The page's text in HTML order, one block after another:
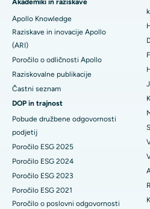
Najboljša bolnišnica v New Delhiju
Najboljša bolnišnica v DRDO,
Najboljša bolnišnica na cesti GS v
Najboljša bolnišnica v Hydergudi,
Najboljša bolnišnica v Vijay
Najboljša bolnišnica na glavni
Najboljša bolnišnica na Canal
Najboljša bolnišnica v poslovnem
Mumbaiju
Kolonoskopija
Polipektomija
Deep Brain Stimulation
Biopsija ledvic
Paratiroidektomija
Keramična totalna zamenjava
Akademiki in raziskave
Apollo Knowledge
Raziskave in inovacije Apollo
(ARI)
Poročilo o odličnosti Apollo
Raziskovalne publikacije
Častni seznam
DOP in trajnost
Pobude družbene odgovornosti
podjetij
Poročilo ESG 2025
Poročilo ESG 2024
Poročilo ESG 2023
Poročilo ESG 2021
Poročilo o poslovni odgovornosti